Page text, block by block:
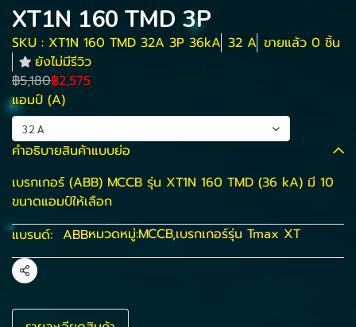
XT1N 160 TMD 3P
SKU : XT1N 160 TMD 32A 3P 36kA 32 A ขายแล้ว 0 ชิ้น
ยังไม่มีรีวิว
฿5,180฿2,575
แอมป์ (A)
32 A
คำอธิบายสินค้าแบบย่อ
เบรกเกอร์ (ABB) MCCB รุ่น XT1N 160 TMD (36 kA) มี 10
ขนาดแอมป์ให้เลือก
แบรนด์: ABBหมวดหมู่:MCCB,เบรกเกอร์รุ่น Tmax XT
แชร์